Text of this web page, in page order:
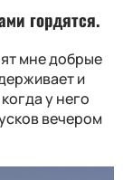
гордятся.
мне добрые
и
у него
вечером